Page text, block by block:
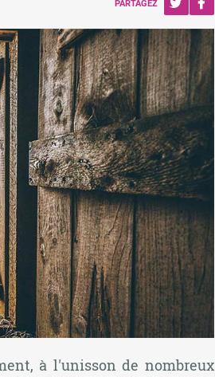
PARTAGEZ
à l'unisson de nombreux